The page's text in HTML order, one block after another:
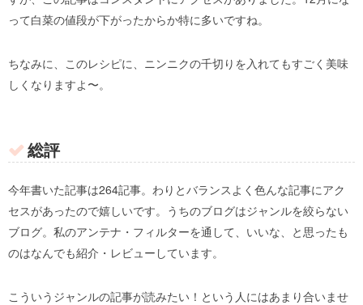
って白菜の値段が下がったからか特に多いですね。
ちなみに、このレシピに、ニンニクの千切りを入れてもすごく美味
しくなりますよ〜。
総評
今年書いた記事は264記事。わりとバランスよく色んな記事にアク
セスがあったので嬉しいです。うちのブログはジャンルを絞らない
ブログ。私のアンテナ・フィルターを通して、いいな、と思ったも
のはなんでも紹介・レビューしています。
こういうジャンルの記事が読みたい！という人にはあまり合いませ